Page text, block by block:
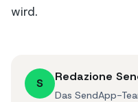
wird.
S Redazione
Das SendApp-